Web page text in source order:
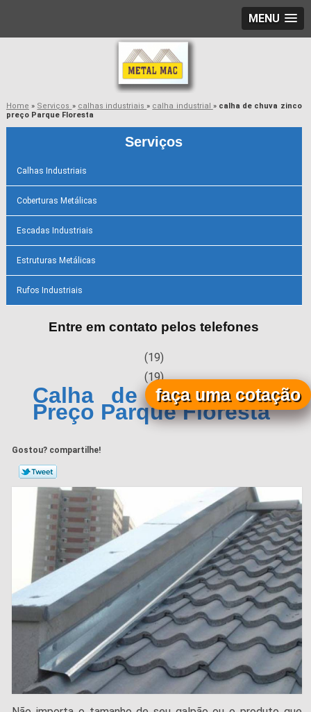
MENU
Home » Serviços » calhas industriais» calha industrial » calha de chuva zinco
preço Parque Floresta
Serviços
Calhas Industriais
Coberturas Metálicas
Escadas Industriais
Estruturas Metálicas
Rufos Industriais
Entre em contato pelos telefones
(19)
(19)
Calha de Chuva Zinco
Preço Parque Floresta
Gostou? compartilhe!
faça uma cotação